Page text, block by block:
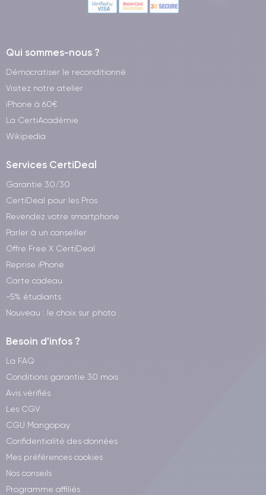
Qui sommes-nous ?
Démocratiser le reconditionné
Visitez notre atelier
iPhone à 60€
La CertiAcadémie
Wikipedia
Services CertiDeal
Garantie 30/30
CertiDeal pour les Pros
Revendez votre smartphone
Parler à un conseiller
Offre Free X CertiDeal
Reprise iPhone
Carte cadeau
-5% étudiants
Nouveau : le choix sur photo
Besoin d'infos ?
La FAQ
Conditions garantie 30 mois
Avis vérifiés
Les CGV
CGU Mangopay
Confidentialité des données
Mes préférences cookies
Nos conseils
Programme affiliés